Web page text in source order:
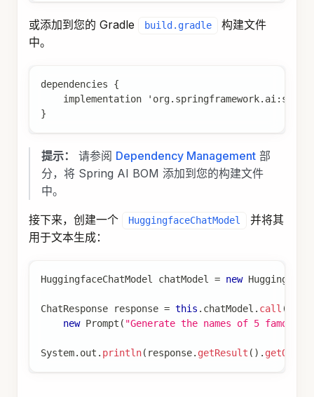
或添加到您的 Gradle build.gradle
构建文件
中。
dependencies {
implementation
}
提示： 请参阅 Dependency Management 部
分，将 Spring AI BOM 添加到您的构建文件
中。
接下来，创建一个 HuggingfaceChatModel
并将其
用于文本生成：
HuggingfaceChatModel chatModel = new
ChatResponse response = this . chatModel . call (
new Prompt ( "Generate the names of 5 famous
System. out . println( response. getResult ( ) .